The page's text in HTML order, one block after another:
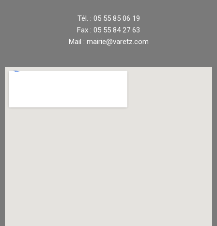
Tél. : 05 55 85 06 19
Fax : 05 55 84 27 63
Mail : mairie@varetz.com